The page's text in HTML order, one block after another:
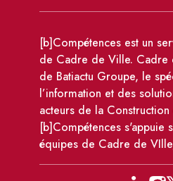
[b]Compétences est un
de Cadre de Ville. Cadre
de Batiactu Groupe, le
l’information et des
acteurs de la
[b]Compétences s'appuie
équipes de Cadre de